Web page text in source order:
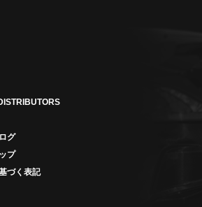
グ
プ
づく表記